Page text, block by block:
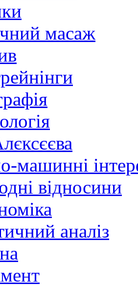
масаж
машинні
відносини
аналіз